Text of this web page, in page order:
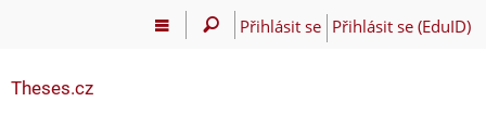
Přihlásit se Přihlásit se (EduID)
Theses.cz